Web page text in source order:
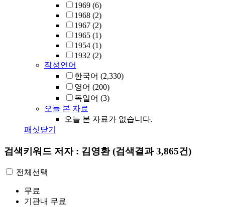
1969 (6)
1968 (2)
1967 (2)
1965 (1)
1954 (1)
1932 (2)
작성언어
한국어 (2,330)
영어 (200)
독일어 (3)
오늘 본 자료
오늘 본 자료가 없습니다.
패싯닫기
검색키워드 저자 : 김영환(검색결과 3,865건)
전체선택
무료
기관내 무료